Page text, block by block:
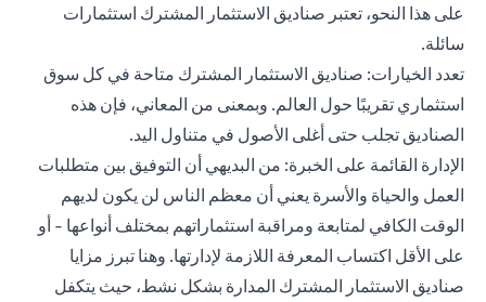
على هذا النحو، تعتبر صناديق الاستثمار المشترك استثمارات
سائلة.
تعدد الخيارات: صناديق الاستثمار المشترك متاحة في كل سوق
استثماري تقريبًا حول العالم. وبمعنى من المعاني، فإن هذه
الصناديق تجلب حتى أغلى الأصول في متناول اليد.
الإدارة القائمة على الخبرة: من البديهي أن التوفيق بين متطلبات
العمل والحياة والأسرة يعني أن معظم الناس لن يكون لديهم
الوقت الكافي لمتابعة ومراقبة استثماراتهم بمختلف أنواعها - أو
على الأقل اكتساب المعرفة اللازمة لإدارتها. وهنا تبرز مزايا
صناديق الاستثمار المشترك المدارة بشكل نشط، حيث يتكفل